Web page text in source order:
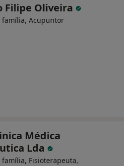
Filipe Oliveira
família, Acupuntor
Médica
Lda
família, Fisioterapeuta,